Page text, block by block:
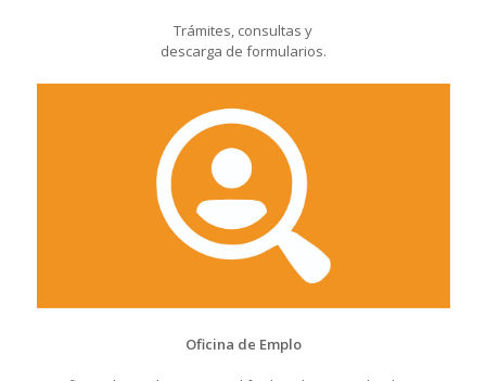
Trámites, consultas y
descarga de formularios.
Oficina de Emplo